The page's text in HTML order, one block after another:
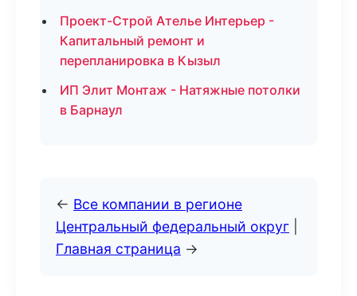
Проект-Строй Ателье Интерьер -
Капитальный ремонт и
перепланировка в Кызыл
ИП Элит Монтаж - Натяжные потолки
в Барнаул
← Все компании в регионе
Центральный федеральный округ
Главная страница →